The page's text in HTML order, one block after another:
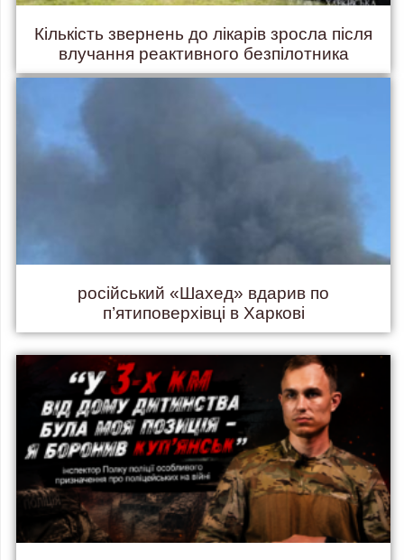
Кількість звернень до лікарів зросла після
влучання реактивного безпілотника
російський «Шахед» вдарив по
п’ятиповерхівці в Харкові